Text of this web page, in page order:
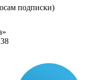
подписки)